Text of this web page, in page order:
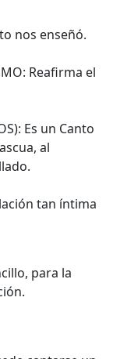
nos enseñó.
Reafirma el
Es un Canto
al
tan íntima
para la